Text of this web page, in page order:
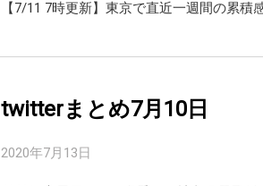
【7/11 7時更新】東京で直近一週間の累積
twitterまとめ7月10日
2020年7月13日